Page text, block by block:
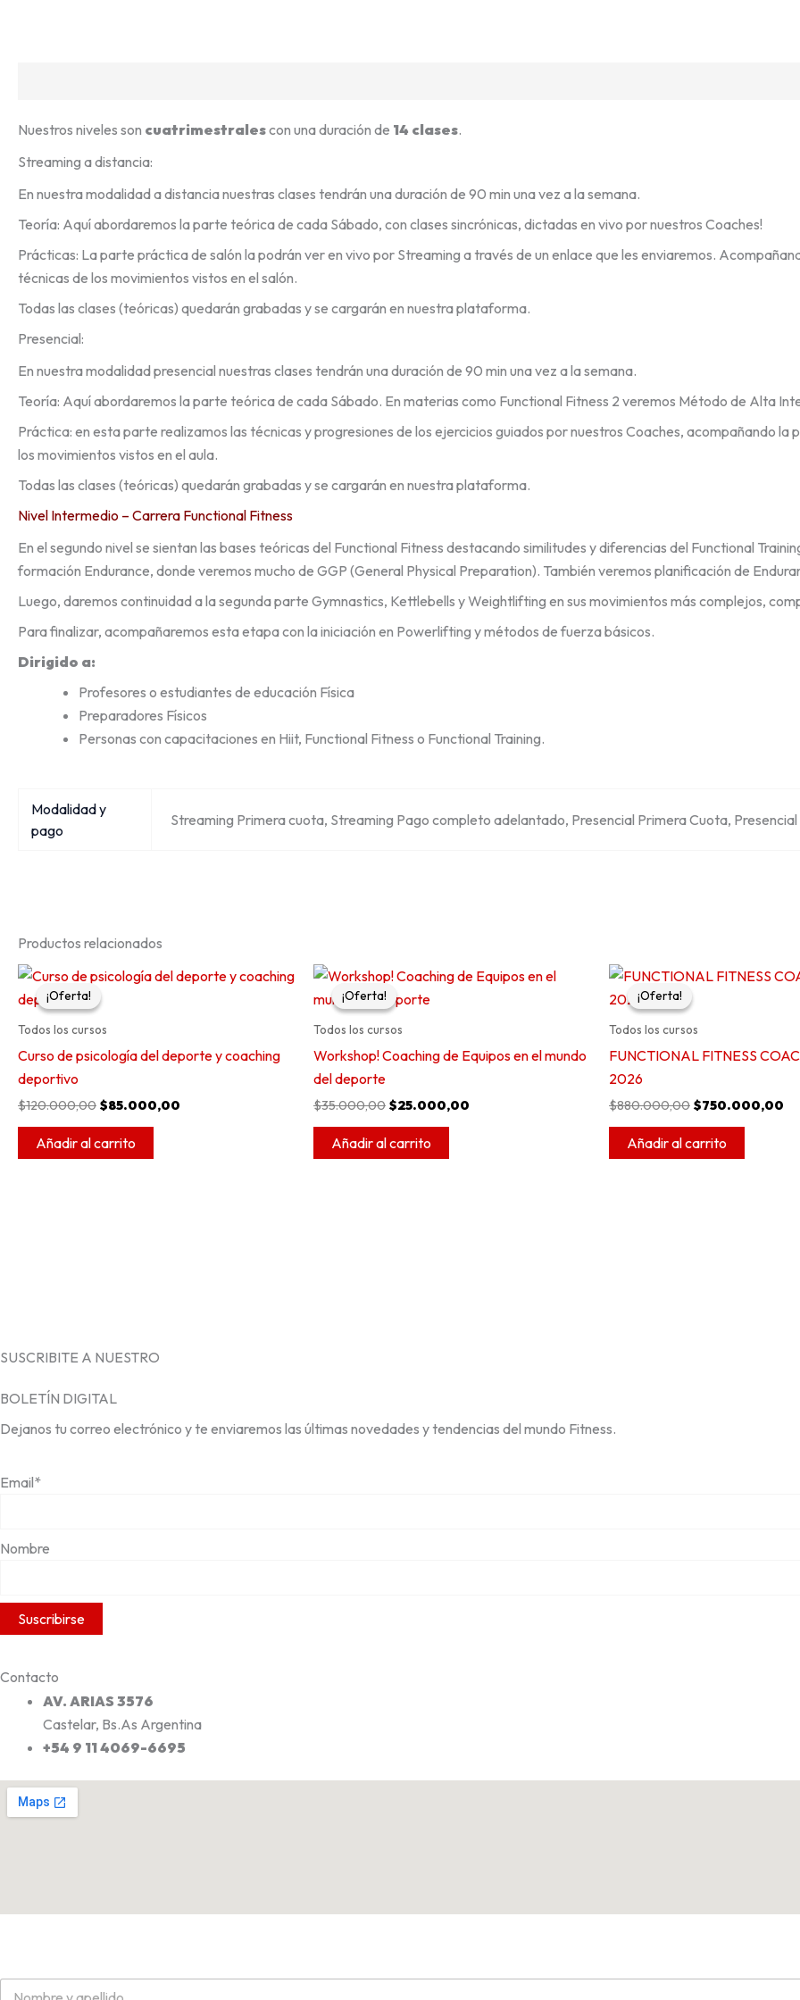
Nuestros niveles son cuatrimestralescon una duración de 14 clases.
Streaming a distancia:
En nuestra modalidad a distancia nuestras clases tendrán una duración de 90 min una vez a la semana.
Teoría: Aquí abordaremos la parte teórica de cada Sábado, con clases sincrónicas, dictadas en vivo por nuestros Coaches!
Prácticas: La parte práctica de salón la podrán ver en vivo por Streaming a través de un enlace que les enviaremos.
técnicas de los movimientos vistos en el salón.
Todas las clases (teóricas) quedarán grabadas y se cargarán en nuestra plataforma.
Presencial:
En nuestra modalidad presencial nuestras clases tendrán una duración de 90 min una vez a la semana.
Teoría: Aquí abordaremos la parte teórica de cada Sábado. En materias como Functional Fitness 2 veremos Método de Alta
Práctica: en esta parte realizamos las técnicas y progresiones de los ejercicios guiados por nuestros Coaches, acompañando
los movimientos vistos en el aula.
Todas las clases (teóricas) quedarán grabadas y se cargarán en nuestra plataforma.
Nivel Intermedio – Carrera Functional Fitness
En el segundo nivel se sientan las bases teóricas del Functional Fitness destacando similitudes y diferencias del Functional
formación Endurance, donde veremos mucho de GGP (General Physical Preparation). También veremos planificación de
Luego, daremos continuidad a la segunda parte Gymnastics, Kettlebells y Weightlifting en sus movimientos más complejos,
Para finalizar, acompañaremos esta etapa con la iniciación en Powerlifting y métodos de fuerza básicos.
Dirigido a:
Profesores o estudiantes de educación Física
Preparadores Físicos
Personas con capacitaciones en Hiit, Functional Fitness o Functional Training.
Modalidad y
pago
Streaming Primera cuota, Streaming Pago completo adelantado, Presencial Primera Cuota,
Productos relacionados
¡Oferta!
¡Oferta!
Todos los cursos
Curso de psicología del deporte y coaching
deportivo
$120.000,00
El
precio
original
$120.000,00.
$85.000,00
El
precio
Añadir al carrito
¡Oferta!
¡Oferta!
Todos los cursos
Workshop! Coaching de Equipos en el mundo
del deporte
$35.000,00
El
original
$35.000,00.
$25.000,00
El
precio
Añadir al carrito
¡Oferta!
¡Oferta!
Todos los cursos
FUNCTIONAL FITNESS
2026
$880.000,00
El
$880.000,00.
$750.000,00
El
Añadir al carrito
SUSCRIBITE A NUESTRO
BOLETÍN DIGITAL
Dejanos tu correo electrónico y te enviaremos las últimas novedades y tendencias del mundo Fitness.
Email*
Nombre
Contacto
AV. ARIAS 3576
Castelar, Bs.As Argentina
+54 9 11 4069-6695